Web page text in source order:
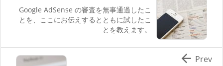
Google AdSense の審査を無事通過したこ
とを、ここにお伝えするとともに試したこ
とを教えます。
 Prev